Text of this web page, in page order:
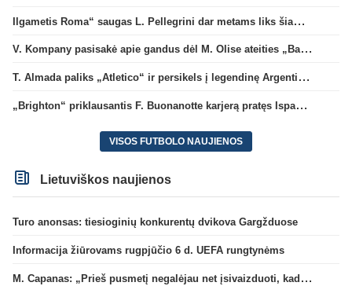
Ilgametis Roma“ saugas L. Pellegrini dar metams liks šiame klube
V. Kompany pasisakė apie gandus dėl M. Olise ateities „Bayern“ gretose
T. Almada paliks „Atletico“ ir persikels į legendinę Argentinos ekipą
„Brighton“ priklausantis F. Buonanotte karjerą pratęs Ispanijoje
VISOS FUTBOLO NAUJIENOS
Lietuviškos naujienos
Turo anonsas: tiesioginių konkurentų dvikova Gargžduose
Informacija žiūrovams rugpjūčio 6 d. UEFA rungtynėms
M. Capanas: „Prieš pusmetį negalėjau net įsivaizduoti, kad žaisime prieš „Hajduk“